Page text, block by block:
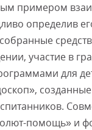
примером
определив
участие в
для
помощь» и